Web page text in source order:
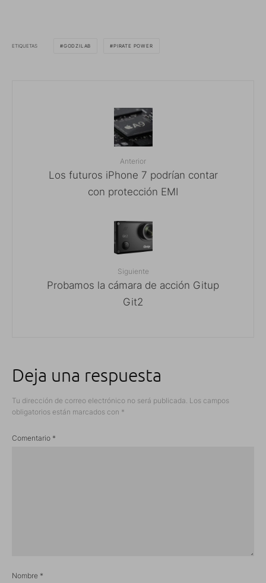
ETIQUETAS GODZILAB PIRATE POWER
Anterior
Los futuros iPhone 7 podrían contar
con protección EMI
Siguiente
Probamos la cámara de acción Gitup
Git2
Deja una respuesta
Tu dirección de correo electrónico no será publicada. Los campos
obligatorios están marcados con *
Comentario *
Nombre *